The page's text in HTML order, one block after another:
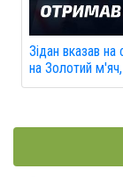
Зідан вказав на
на Золотий